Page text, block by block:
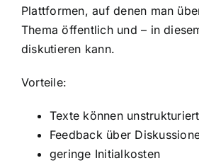
Plattformen, auf denen man
Thema öffentlich und – in
diskutieren kann.
Vorteile:
Texte können
Feedback über
geringe Initialkosten